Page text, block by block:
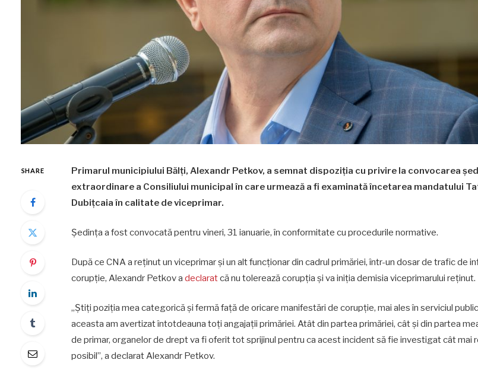
SHARE
Primarul municipiului Bălți, Alexandr Petkov, a semnat dispoziția cu privire la convocarea
extraordinare a Consiliului municipal în care urmează a fi examinată încetarea mandatului
Dubițcaia în calitate de viceprimar.
Ședința a fost convocată pentru vineri, 31 ianuarie, în conformitate cu procedurile normative.
După ce CNA a reținut un viceprimar și un alt funcționar din cadrul primăriei, într-un dosar de trafic de
corupție, Alexandr Petkov a declaratcă nu tolerează corupția și va iniția demisia viceprimarului reținut.
„Știți poziția mea categorică și fermă față de oricare manifestări de corupție, mai ales în serviciul
aceasta am avertizat întotdeauna toți angajații primăriei. Atât din partea primăriei, cât și din partea
de primar, organelor de drept va fi oferit tot sprijinul pentru ca acest incident să fie investigat cât mai
posibil”, a declarat Alexandr Petkov.